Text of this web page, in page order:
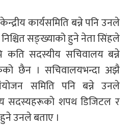
कार्यसमिति बन्ने पनि उनले
सङ्ख्याको हुने नेता सिंहले
कति सदस्यीय सचिवालय बन्ने
छैन । सचिवालयभन्दा अझै
समिति पनि बन्ने उनले
सदस्यहरूको शपथ डिजिटल र
उनले बताए ।